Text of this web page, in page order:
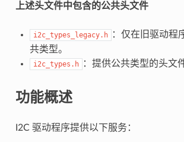
上述头文件中包含的公共头文件
i2c_types_legacy.h
：仅在旧驱动程
共类型。
i2c_types.h ：提供公共类型的头文
功能概述
I2C 驱动程序提供以下服务：